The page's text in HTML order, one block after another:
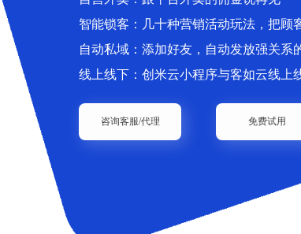
智能锁客：几十种营销活动玩法，把顾
自动私域：添加好友，自动发放强关系
线上线下：创米云小程序与客如云线上
咨询客服/代理 免费试用